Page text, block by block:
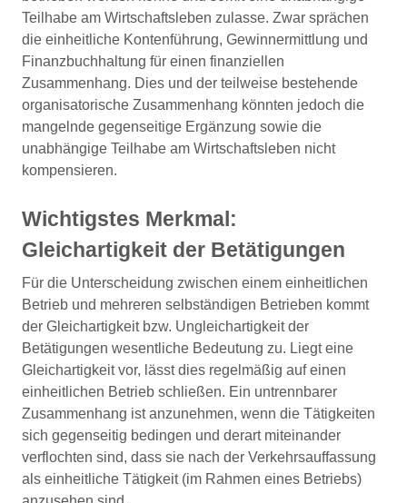
Teilhabe am Wirtschaftsleben zulasse. Zwar sprächen
die einheitliche Kontenführung, Gewinnermittlung und
Finanzbuchhaltung für einen finanziellen
Zusammenhang. Dies und der teilweise bestehende
organisatorische Zusammenhang könnten jedoch die
mangelnde gegenseitige Ergänzung sowie die
unabhängige Teilhabe am Wirtschaftsleben nicht
kompensieren.
Wichtigstes Merkmal:
Gleichartigkeit der Betätigungen
Für die Unterscheidung zwischen einem einheitlichen
Betrieb und mehreren selbständigen Betrieben kommt
der Gleichartigkeit bzw. Ungleichartigkeit der
Betätigungen wesentliche Bedeutung zu. Liegt eine
Gleichartigkeit vor, lässt dies regelmäßig auf einen
einheitlichen Betrieb schließen. Ein untrennbarer
Zusammenhang ist anzunehmen, wenn die Tätigkeiten
sich gegenseitig bedingen und derart miteinander
verflochten sind, dass sie nach der Verkehrsauffassung
als einheitliche Tätigkeit (im Rahmen eines Betriebs)